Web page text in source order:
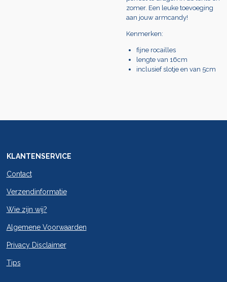
zomer. Een leuke toevoeging
aan jouw armcandy!
Kenmerken:
fijne rocailles
lengte van 16cm
inclusief slotje en van 5cm
KLANTENSERVICE
Contact
Verzendinformatie
Wie zijn wij?
Algemene Voorwaarden
Privacy Disclaimer
Tips